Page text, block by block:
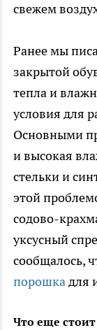
свежем
Ранее мы
закрытой
тепла и
условия для
Основными
и высокая
стельки и
этой
содово-
уксусный
сообщалось,
порошкадля
Что еще стоит